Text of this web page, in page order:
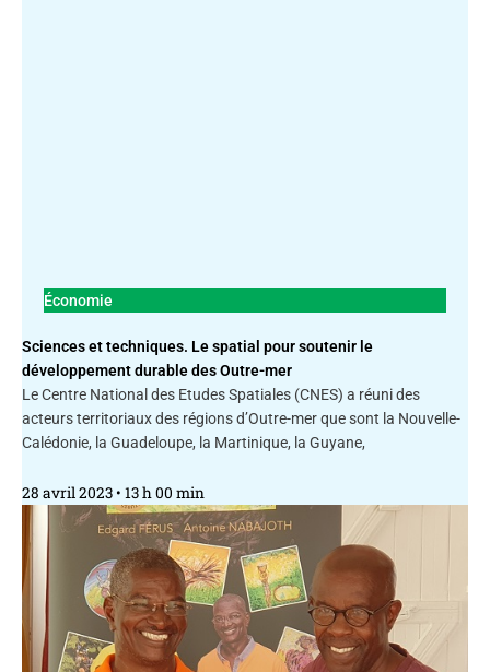
Économie
Sciences et techniques. Le spatial pour soutenir le
développement durable des Outre-mer
Le Centre National des Etudes Spatiales (CNES) a réuni des
acteurs territoriaux des régions d’Outre-mer que sont la Nouvelle-
Calédonie, la Guadeloupe, la Martinique, la Guyane,
28 avril 2023 13 h 00 min